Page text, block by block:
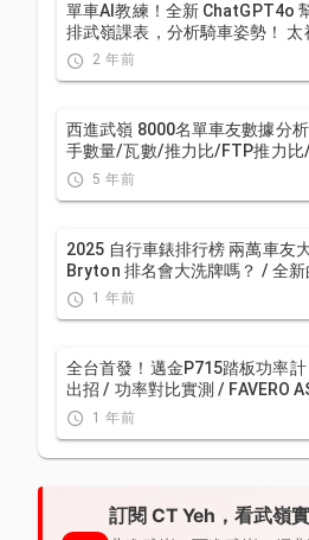
單車AI教練！全新 ChatGPT4o
排武嶺課表，分析騎車姿勢！
Yeh / feat. 緯緯
2 年前
西進武嶺 8000名單車友數據分
手數量/瓦數/推力比/FTP推力比
析 | 公路車 | CTYeh
5 年前
2025 自行車錶排行榜 兩萬車友
Bryton 排名會大洗牌嗎？ / 全
路車 / CT Yeh
1 年前
全台首發！邁金P715踏板功率
出招 / 功率對比實測 / FAVERO
公路車 / CT Yeh
1 年前
訂閱 CT Yeh，看武嶺